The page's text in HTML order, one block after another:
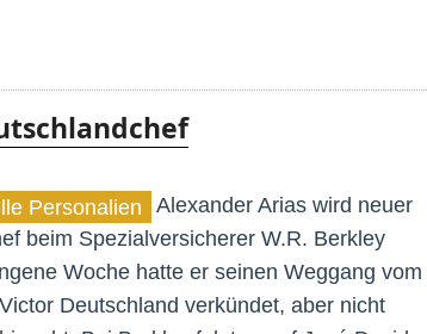
Personalien
Alexander Arias wird neuer
beim Spezialversicherer W.R. Berkley
Woche hatte er seinen Weggang vom
Deutschland verkündet, aber nicht